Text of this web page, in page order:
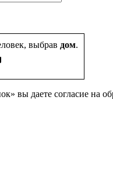
выбрав дом.
вы даете согласие на